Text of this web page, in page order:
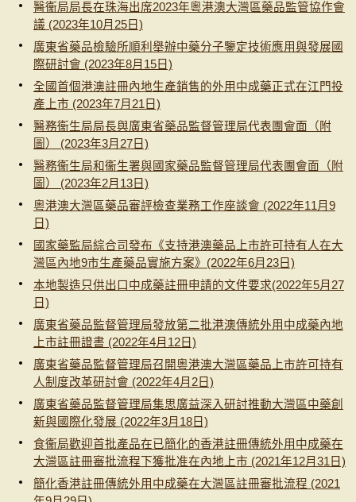
醫衞局局長在珠海出席2023年粵港澳大灣區藥品監管協作會
議 (2023年10月25日)
廣東省藥品檢驗所順利舉辦中藥分子鑒定技術應用與發展國
際研討會 (2023年8月15日)
全國首個港澳註冊內地生產銷售的外用中成藥正式在江門投
產上市 (2023年7月21日)
醫務衞生局局長與廣東省藥品監督管理局代表團會面（附
圖） (2023年3月27日)
醫務衞生局和衞生署與國家藥品監督管理局代表團會面（附
圖） (2023年2月13日)
粵港澳大灣區藥品審評檢查業務工作座談會 (2022年11月9
日)
國家藥監局綜合司發布《支持港澳藥品上市許可持有人在大
灣區內地9市生產藥品實施方案》(2022年6月23日)
本地製造只供出口中成藥註冊申請的文件要求(2022年5月27
日)
廣東省藥品監督管理局發放第二批港澳傳統外用中成藥內地
上市註冊證書 (2022年4月12日)
廣東省藥品監督管理局召開粵港澳大灣區藥品上市許可持有
人制度改革研討會 (2022年4月2日)
廣東省藥品監督管理局集思廣益深入研討推動大灣區中藥創
新與國際化發展 (2022年3月18日)
食衞局歡迎首批產品在已簡化的香港註冊傳統外用中成藥在
大灣區註冊審批流程下獲批准在內地上市 (2021年12月31日)
簡化香港註冊傳統外用中成藥在大灣區註冊審批流程 (2021